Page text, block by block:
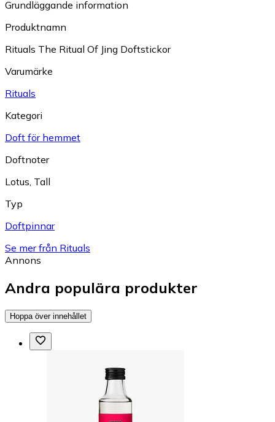
Grundläggande information
Produktnamn
Rituals The Ritual Of Jing Doftstickor
Varumärke
Rituals
Kategori
Doft för hemmet
Doftnoter
Lotus Tall
Typ
Doftpinnar
Se mer från Rituals
Annons
Andra populära produkter
Hoppa över innehållet